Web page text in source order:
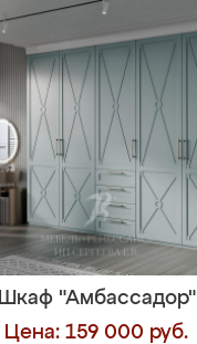
Шкаф "Амбассадор"
Цена: 159 000 руб.